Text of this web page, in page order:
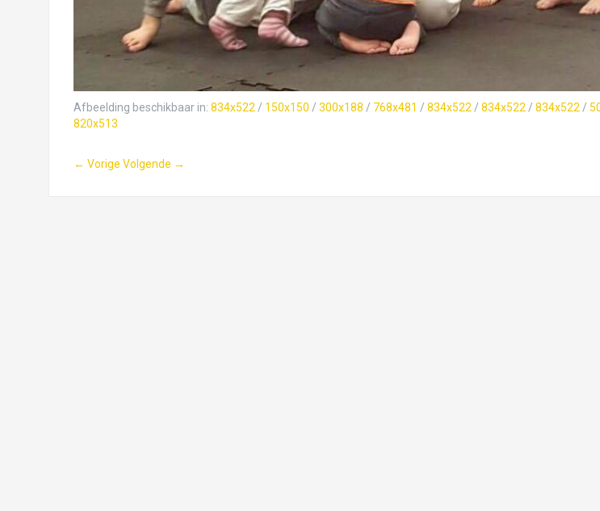
Afbeelding beschikbaar in: 834x522 / 150x150 / 300x188 / 768x481 / 834x522 / 834x522 / 834x522 /
820x513
← Vorige Volgende →